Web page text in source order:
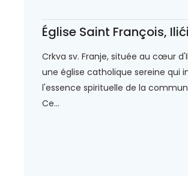
Église Saint François, Ilići
Crkva sv. Franje, située au cœur
une église catholique sereine qui
l'essence spirituelle de la
Ce...